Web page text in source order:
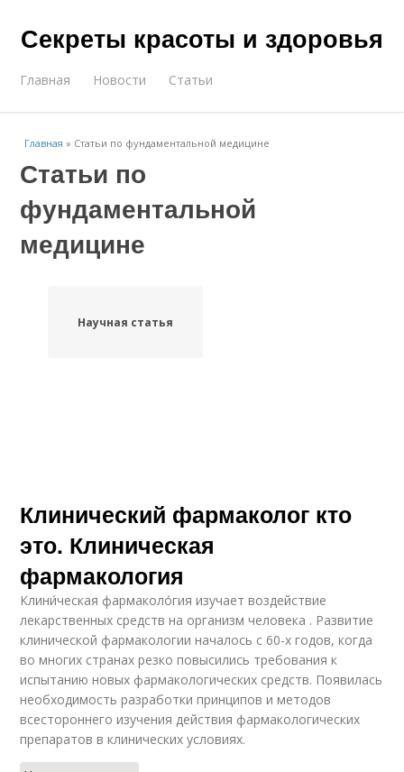
Секреты красоты и здоровья
Главная Новости Статьи
Главная » Статьи по фундаментальной медицине
Статьи по
фундаментальной
медицине
Научная статья
Клинический фармаколог кто
это. Клиническая
фармакология
Клини́ческая фармаколо́гия изучает воздействие
лекарственных средств на организм человека . Развитие
клинической фармакологии началось с 60-х годов, когда
во многих странах резко повысились требования к
испытанию новых фармакологических средств. Появилась
необходимость разработки принципов и методов
всестороннего изучения действия фармакологических
препаратов в клинических условиях.